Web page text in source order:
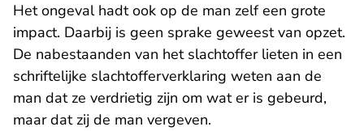
Het ongeval hadt ook op de man zelf een grote
impact. Daarbij is geen sprake geweest van opzet.
De nabestaanden van het slachtoffer lieten in een
schriftelijke slachtofferverklaring weten aan de
man dat ze verdrietig zijn om wat er is gebeurd,
maar dat zij de man vergeven.